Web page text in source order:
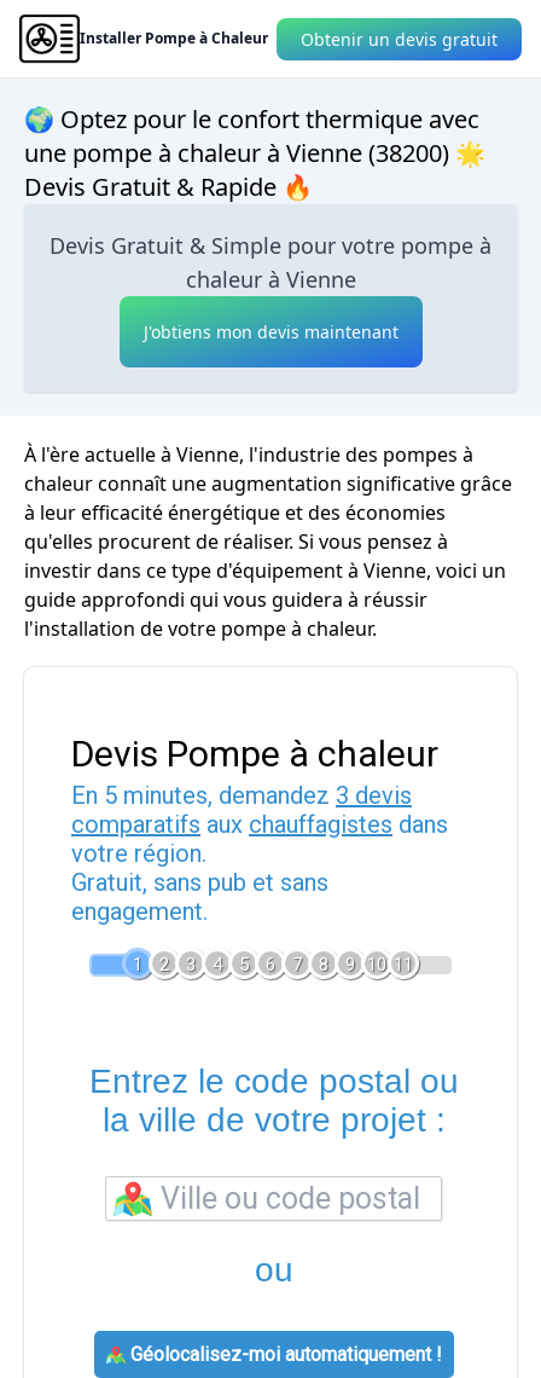
Installer Pompe à Chaleur Obtenir un devis gratuit
🌍 Optez pour le confort thermique avec
une pompe à chaleur à Vienne (38200) 🌟
Devis Gratuit & Rapide 🔥
Devis Gratuit & Simple pour votre pompe à
chaleur à Vienne
J'obtiens mon devis maintenant
À l'ère actuelle à Vienne, l'industrie des pompes à
chaleur connaît une augmentation significative grâce
à leur efficacité énergétique et des économies
qu'elles procurent de réaliser. Si vous pensez à
investir dans ce type d'équipement à Vienne, voici un
guide approfondi qui vous guidera à réussir
l'installation de votre pompe à chaleur.
Devis Pompe à chaleur
En 5 minutes, demandez 3 devis
comparatifs aux chauffagistes dans
votre région.
Gratuit, sans pub et sans
engagement.
1 2 3 4 5 6 7 8 9 10 11
Entrez le code postal ou
la ville de votre projet :
ou
Géolocalisez-moi automatiquement !